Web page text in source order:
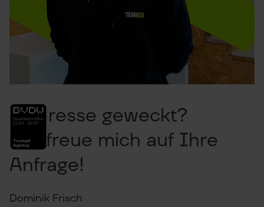
Interesse geweckt?
Ich freue mich auf Ihre
Anfrage!
Dominik Frisch